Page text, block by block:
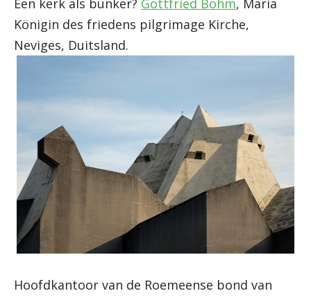
Een kerk als bunker? Gottfried Böhm, Maria
Königin des friedens pilgrimage Kirche,
Neviges, Duitsland.
Hoofdkantoor van de Roemeense bond van